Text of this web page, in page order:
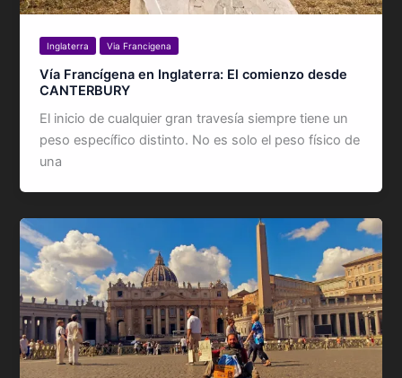
Inglaterra Via Francigena
Vía Francígena en Inglaterra: El comienzo desde
CANTERBURY
El inicio de cualquier gran travesía siempre tiene un
peso específico distinto. No es solo el peso físico de
una